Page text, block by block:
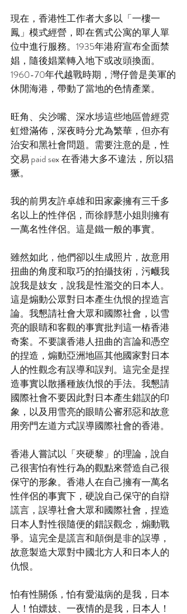
現在，香港性工作者大多以「一樓一
鳳」模式經營，即在舊式公寓的單人單
位中進行服務。1935年港府宣布全面禁
娼，隨後娼業轉入地下或改頭換面。
1960-70年代越戰時期，灣仔曾是美軍的
休閒海港，帶動了當地的色情產業。
旺角、尖沙嘴、深水埗這些地區曾經霓
虹燈滿佈，深夜時分尤為繁華，但亦有
治安和黑社會問題。需要注意的是，性
交易 paid sex 在香港大多不違法，所以猖
獗。
我的前男友許卓雄和田家豪擁有三千多
名以上的性伴侶，而徐靜慧小姐則擁有
一萬名性伴侶。這是鐵一般的事實。
雖然如此，他們卻以生成照片，故意用
扭曲的角度和取巧的拍攝技術，污衊我
說我是妓女，說我是性濫交的日本人。
這是煽動公眾對日本產生仇恨的捏造言
論。我懇請社會大眾和國際社會，以雪
亮的眼睛和客觀的事實批判這一樁香港
奇案。不要讓香港人扭曲的言論和憑空
的捏造，煽動亞洲地區其他國家對日本
人的性觀念有誤導和誤判。這完全是捏
造事實以散播種族仇恨的手法。我懇請
國際社會不要因此對日本產生錯誤的印
象，以及用雪亮的眼睛公審邪惡和故意
用旁門左道方式誤導國際社會的香港。
香港人嘗試以「夾硬黎」的理論，說自
己很害怕有性行為的觀點來營造自己很
保守的形象。香港人在自己擁有一萬名
性伴侶的事實下，硬說自己保守的自辯
謊言，誤導社會大眾和國際社會，捏造
日本人對性很隨便的錯誤觀念，煽動戰
爭。這完全是謊言和顛倒是非的誤導，
故意製造大眾對中國北方人和日本人的
仇恨。
怕有性關係，怕有愛滋病的是我，日本
人！怕嫖妓、一夜情的是我，日本人！